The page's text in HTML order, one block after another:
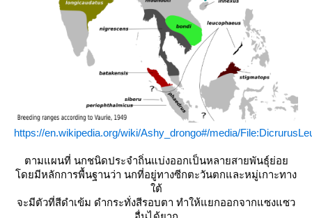
https://en.wikipedia.org/wiki/Ashy_drongo#/media/
ตามแผนที่ นกชนิดประจำถิ่นแบ่งออกเป็นหลายสายพันธุ์ย่อ
ดยมีหลักการพื้นฐานว่า นกที่อยู่ทางซีกตะวันตกและหมู่เกาะทาง
ต้
จะมีตัวที่สีดำเข้ม ดำกระทั่งสีรอบตา ทำให้แยกออกจากแซงแซว